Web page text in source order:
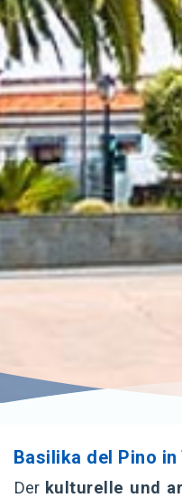
Basilika del Pino in
Der kulturelle und